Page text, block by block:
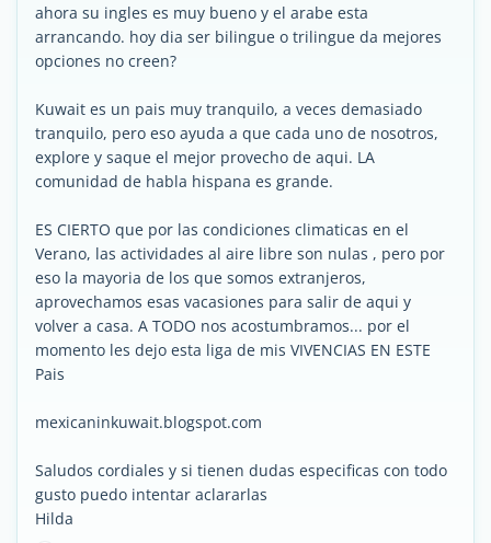
ahora su ingles es muy bueno y el arabe esta
arrancando. hoy dia ser bilingue o trilingue da mejores
opciones no creen?
Kuwait es un pais muy tranquilo, a veces demasiado
tranquilo, pero eso ayuda a que cada uno de nosotros,
explore y saque el mejor provecho de aqui. LA
comunidad de habla hispana es grande.
ES CIERTO que por las condiciones climaticas en el
Verano, las actividades al aire libre son nulas , pero por
eso la mayoria de los que somos extranjeros,
aprovechamos esas vacasiones para salir de aqui y
volver a casa. A TODO nos acostumbramos... por el
momento les dejo esta liga de mis VIVENCIAS EN ESTE
Pais
mexicaninkuwait.blogspot.com
Saludos cordiales y si tienen dudas especificas con todo
gusto puedo intentar aclararlas
Hilda